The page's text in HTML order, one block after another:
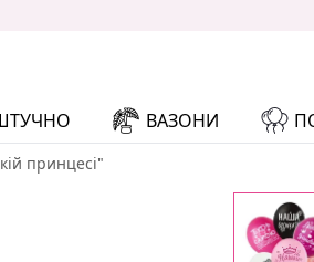
ВАЗОНИ
принцесі"